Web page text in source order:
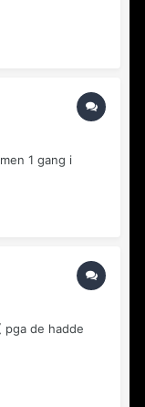
1 gang i
de hadde